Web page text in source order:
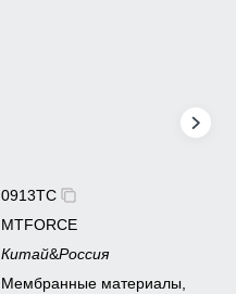
0913TC
MTFORCE
Китай&Россия
Мембранные материалы,